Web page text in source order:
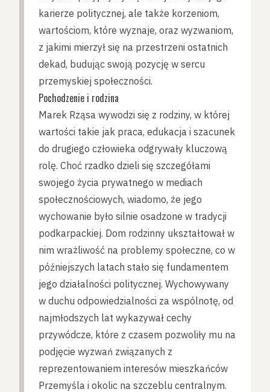
karierze politycznej, ale także korzeniom,
wartościom, które wyznaje, oraz wyzwaniom,
z jakimi mierzył się na przestrzeni ostatnich
dekad, budując swoją pozycję w sercu
przemyskiej społeczności.
Pochodzenie i rodzina
Marek Rząsa wywodzi się z rodziny, w której
wartości takie jak praca, edukacja i szacunek
do drugiego człowieka odgrywały kluczową
rolę. Choć rzadko dzieli się szczegółami
swojego życia prywatnego w mediach
społecznościowych, wiadomo, że jego
wychowanie było silnie osadzone w tradycji
podkarpackiej. Dom rodzinny ukształtował w
nim wrażliwość na problemy społeczne, co w
późniejszych latach stało się fundamentem
jego działalności politycznej. Wychowywany
w duchu odpowiedzialności za wspólnotę, od
najmłodszych lat wykazywał cechy
przywódcze, które z czasem pozwoliły mu na
podjęcie wyzwań związanych z
reprezentowaniem interesów mieszkańców
Przemyśla i okolic na szczeblu centralnym.